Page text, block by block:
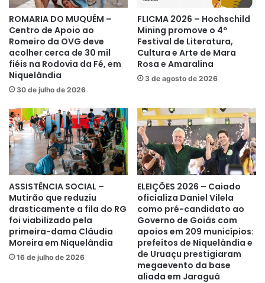
ROMARIA DO MUQUÉM –
Centro de Apoio ao
Romeiro da OVG deve
acolher cerca de 30 mil
fiéis na Rodovia da Fé, em
Niquelândia
30 de julho de 2026
FLICMA 2026 – Hochschild
Mining promove o 4º
Festival de Literatura,
Cultura e Arte de Mara
Rosa e Amaralina
3 de agosto de 2026
ASSISTÊNCIA SOCIAL –
Mutirão que reduziu
drasticamente a fila do RG
foi viabilizado pela
primeira-dama Cláudia
Moreira em Niquelândia
16 de julho de 2026
ELEIÇÕES 2026 – Caiado
oficializa Daniel Vilela
como pré-candidato ao
Governo de Goiás com
apoios em 209 municípios:
prefeitos de Niquelândia e
de Uruaçu prestigiaram
megaevento da base
aliada em Jaraguá